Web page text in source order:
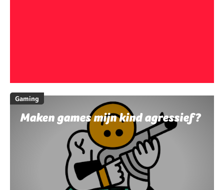
Gaming
Maken games mijn kind agressief?